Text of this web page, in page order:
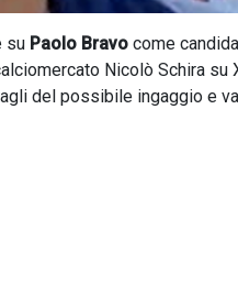
su Paolo Bravo come
Nicolò Schira su
del possibile ingaggio e